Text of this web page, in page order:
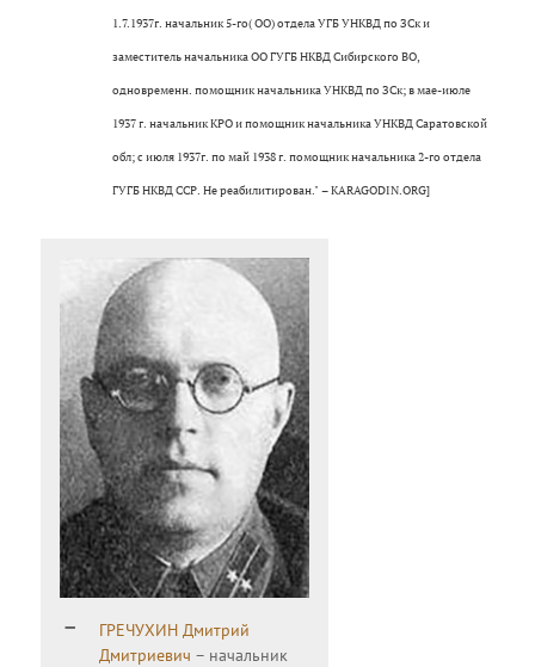
1.7.1937г. начальник 5-го( ОО) отдела УГБ УНКВД по ЗСк и
заместитель начальника ОО ГУГБ НКВД Сибирского ВО,
одновременн. помощник начальника УНКВД по ЗСк; в мае-июле
1937 г. начальник КРО и помощник начальника УНКВД Саратовской
обл; с июля 1937г. по май 1938 г. помощник начальника 2-го отдела
ГУГБ НКВД ССР. Не реабилитирован." – KARAGODIN.ORG]
ГРЕЧУХИН Дмитрий
Дмитриевич – начальник